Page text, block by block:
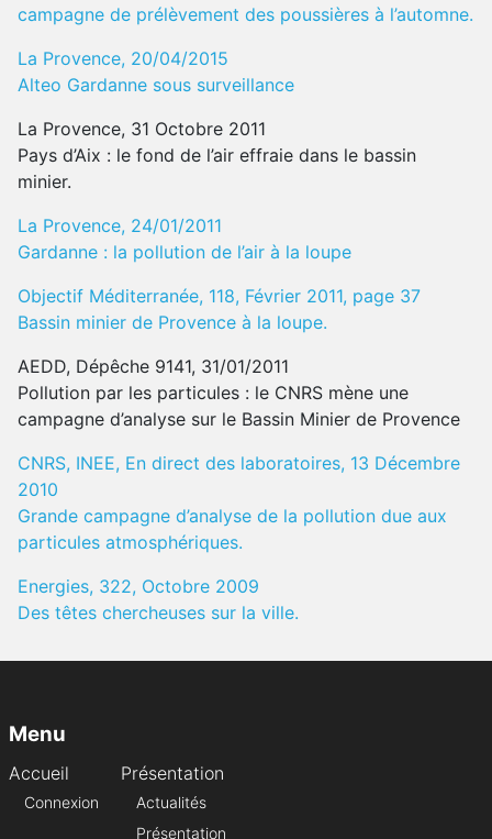
campagne de prélèvement des poussières à l’automne.
La Provence, 20/04/2015
Alteo Gardanne sous surveillance
La Provence, 31 Octobre 2011
Pays d’Aix : le fond de l’air effraie dans le bassin
minier.
La Provence, 24/01/2011
Gardanne : la pollution de l’air à la loupe
Objectif Méditerranée, 118, Février 2011, page 37
Bassin minier de Provence à la loupe.
AEDD, Dépêche 9141, 31/01/2011
Pollution par les particules : le CNRS mène une
campagne d’analyse sur le Bassin Minier de Provence
CNRS, INEE, En direct des laboratoires, 13 Décembre
2010
Grande campagne d’analyse de la pollution due aux
particules atmosphériques.
Energies, 322, Octobre 2009
Des têtes chercheuses sur la ville.
Menu
Accueil
Connexion
Présentation
Actualités
Présentation